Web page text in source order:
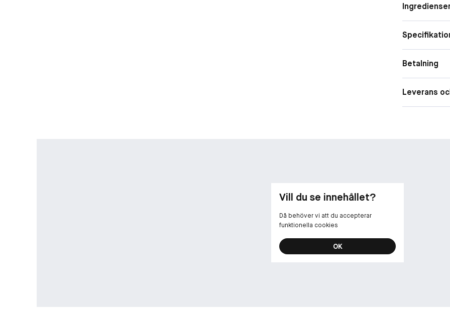
-
rikt
Betalning
Leverans
Vill du se innehållet?
Då behöver vi att du accepterar
funktionella cookies
OK